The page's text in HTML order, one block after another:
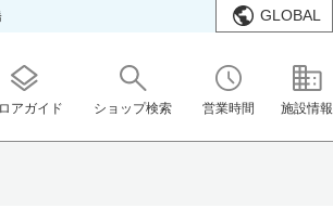
GLOBAL
アガイド ショップ検索 営業時間 施設情報